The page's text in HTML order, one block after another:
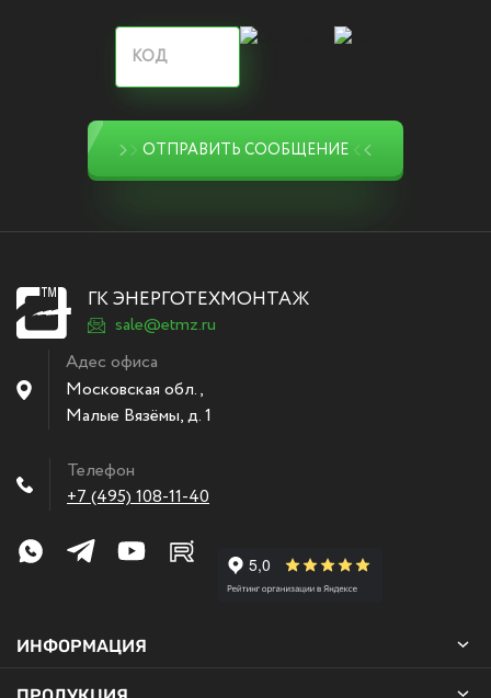
ОТПРАВИТЬ СООБЩЕНИЕ
ГК ЭНЕРГОТЕХМОНТАЖ
sale@etmz.ru
Адес офиса
Московская обл.,
Малые Вязёмы,д. 1
Телефон
+7 (495) 108-11-40
ИНФОРМАЦИЯ